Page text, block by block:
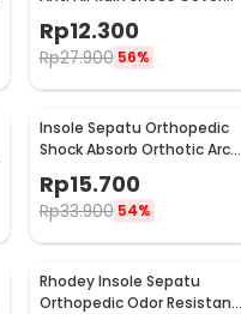
PVC Non Slip Strap M 37-39
- H-101
Rp12.300
Rp27.900 56%
Insole Sepatu Orthopedic
Shock Absorb Orthotic Arch
Rp15.700
Rp33.900 54%
Rhodey Insole Sepatu
Orthopedic Odor Resistant